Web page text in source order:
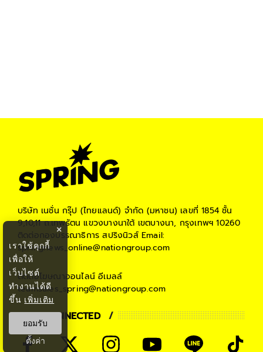
บริษัท เนชั่น กรุ๊ป (ไทยแลนด์) จำกัด (มหาชน) เลขที่ 1854 ชั้น
9,10,11 ถ.เทพรัตน แขวงบางนาใต้ เขตบางนา, กรุงเทพฯ 10260
ติดต่อกองบรรณาธิการ สปริงนิวส์Email:
springnews_online@nationgroup.com
ติดต่อโฆษณาออนไลน์ อีเมลล์
teamsales_spring@nationgroup.com
STAY CONNECTED
×
เราใช้คุกกี้
เพื่อให้
เว็บไซต์
ทำงานได้ดี
ขึ้น เพิ่มเติม
ยอมรับ
ตั้งค่า